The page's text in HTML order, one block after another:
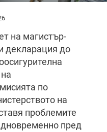
на магистър-
декларация до
по
на
проблемите
пред